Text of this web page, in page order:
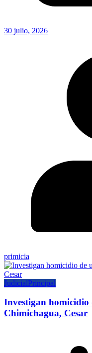
30 julio, 2026
primicia
JudicialPrincipal
Investigan homicidio
Chimichagua, Cesar